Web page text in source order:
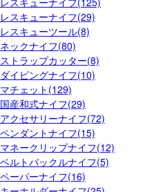
レスキューナイフ(29)
レスキューツール(8)
ネックナイフ(80)
ストラップカッター(8)
ダイビングナイフ(10)
マチェット(129)
国産和式ナイフ(29)
アクセサリーナイフ(72)
ペンダントナイフ(15)
マネークリップナイフ(12)
ベルトバックルナイフ(5)
ペーパーナイフ(16)